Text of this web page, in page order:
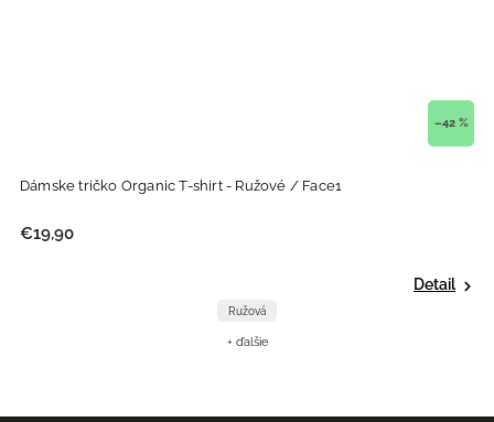
–42 %
Dámske tričko Organic T-shirt - Ružové / Face1
€19,90
Detail
Ružová
+ ďalšie